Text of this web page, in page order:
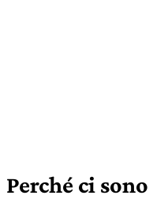
Perché ci